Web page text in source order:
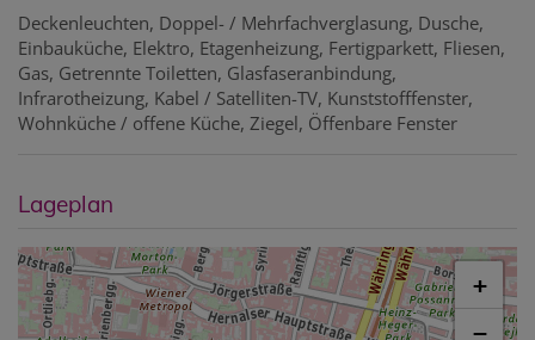
Deckenleuchten Doppel- / Mehrfachverglasung Dusche
Einbauküche Elektro Etagenheizung Fertigparkett Fliesen
Gas Getrennte Toiletten Glasfaseranbindung
Infrarotheizung Kabel / Satelliten-TV Kunststofffenster
Wohnküche / offene Küche Ziegel Öffenbare Fenster
Lageplan
+
−